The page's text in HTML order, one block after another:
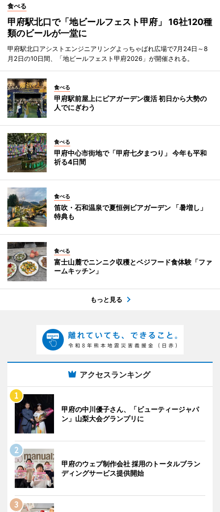
食べる
甲府駅北口で「地ビールフェスト甲府」 16社120種
類のビールが一堂に
甲府駅北口アシストエンジニアリングよっちゃばれ広場で7月24日～8
月2日の10日間、「地ビールフェスト甲府2026」が開催される。
食べる
甲府駅前屋上にビアガーデン復活 初日から大勢の
人でにぎわう
食べる
甲府中心市街地で「甲府七夕まつり」 今年も平和
祈る4日間
食べる
笛吹・石和温泉で夏恒例ビアガーデン 「暑増し」
特典も
食べる
富士山麓でニンニク収穫とベジフード食体験「ファ
ームキッチン」
もっと見る
アクセスランキング
甲府の中川優子さん、「ビューティージャパ
ン」山梨大会グランプリに
甲府のウェブ制作会社 採用のトータルブラン
ディングサービス提供開始